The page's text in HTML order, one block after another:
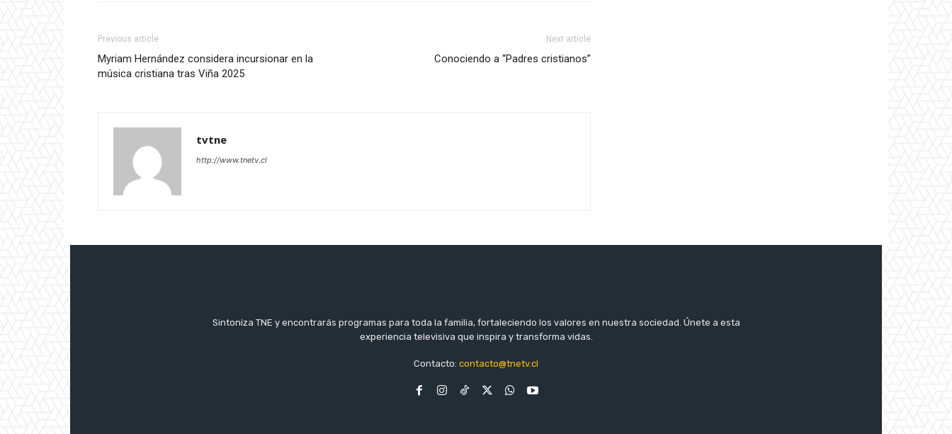
Previous article
Myriam Hernández considera incursionar en la
música cristiana tras Viña 2025
Next article
Conociendo a “Padres cristianos”
tvtne
http://www.tnetv.cl
Sintoniza TNE y encontrarás programas para toda la familia, fortaleciendo los valores en nuestra sociedad. Únete a esta
experiencia televisiva que inspira y transforma vidas.
Contacto: contacto@tnetv.cl